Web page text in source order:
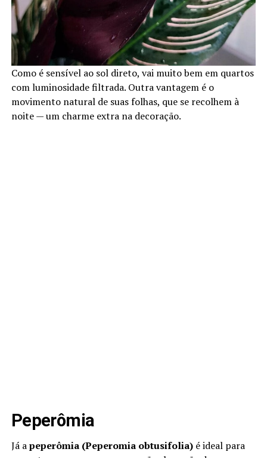
Como é sensível ao sol direto, vai muito bem em quartos
com luminosidade filtrada. Outra vantagem é o
movimento natural de suas folhas, que se recolhem à
noite — um charme extra na decoração.
Peperômia
Já apeperômia (Peperomia obtusifolia)é ideal para